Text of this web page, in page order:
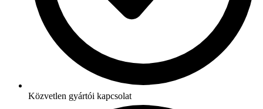
Közvetlen gyártói kapcsolat